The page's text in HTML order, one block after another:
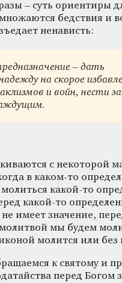
– суть ориентиры
бедствия и
ненависть:
– дать
на скорое
и войн, нести
с некоторой
в каком-то
молиться какой-то
какой-то
имеет значение,
мы будем
молится или без
к святому и
перед Богом